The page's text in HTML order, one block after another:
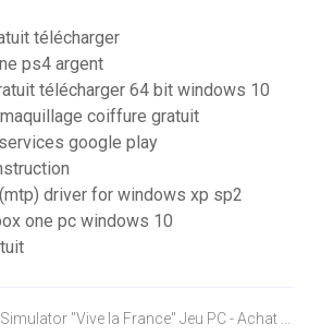
télécharger
ps4 argent
télécharger 64 bit windows 10
coiffure gratuit
google play
driver for windows xp sp2
one pc windows 10
"Vive la France" Jeu PC - Achat ...